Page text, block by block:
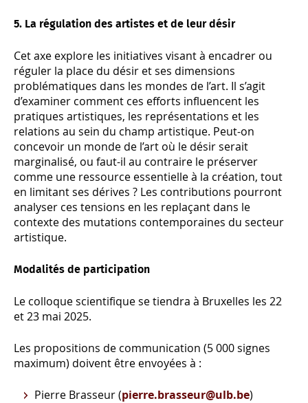
5. La régulation des artistes et de leur désir
Cet axe explore les initiatives visant à encadrer ou
réguler la place du désir et ses dimensions
problématiques dans les mondes de l’art. Il s’agit
d’examiner comment ces efforts influencent les
pratiques artistiques, les représentations et les
relations au sein du champ artistique. Peut-on
concevoir un monde de l’art où le désir serait
marginalisé, ou faut-il au contraire le préserver
comme une ressource essentielle à la création, tout
en limitant ses dérives ? Les contributions pourront
analyser ces tensions en les replaçant dans le
contexte des mutations contemporaines du secteur
artistique.
Modalités de participation
Le colloque scientifique se tiendra à Bruxelles les 22
et 23 mai 2025.
Les propositions de communication (5 000 signes
maximum) doivent être envoyées à :
Pierre Brasseur (pierre.brasseur@ulb.be)